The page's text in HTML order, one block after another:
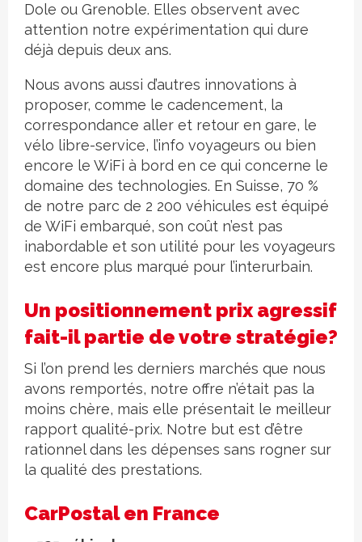
Dole ou Grenoble. Elles observent avec
attention notre expérimentation qui dure
déjà depuis deux ans.
Nous avons aussi d’autres innovations à
proposer, comme le cadencement, la
correspondance aller et retour en gare, le
vélo libre-service, l’info voyageurs ou bien
encore le WiFi à bord en ce qui concerne le
domaine des technologies. En Suisse, 70 %
de notre parc de 2 200 véhicules est équipé
de WiFi embarqué, son coût n’est pas
inabordable et son utilité pour les voyageurs
est encore plus marqué pour l’interurbain.
Un positionnement prix agressif
fait-il partie de votre stratégie?
Si l’on prend les derniers marchés que nous
avons remportés, notre offre n’était pas la
moins chère, mais elle présentait le meilleur
rapport qualité-prix. Notre but est d’être
rationnel dans les dépenses sans rogner sur
la qualité des prestations.
CarPostal en France